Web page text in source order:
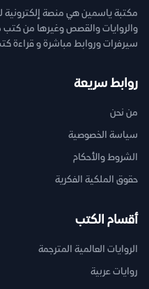
مكتبة ياسمين هي منصة إلكترونية
سيرفرات وروابط مباشرة و قراءة
روابط سريعة
من نحن
سياسة الخصوصية
الشروط والأحكام
حقوق الملكية الفكرية
أقسام الكتب
الروايات العالمية المترجمة
روايات عربية